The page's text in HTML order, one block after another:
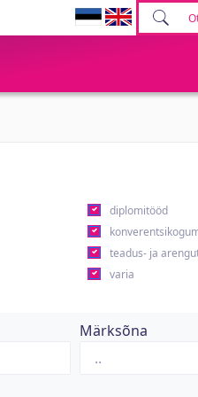
diplomitööd
teadus- ja
varia
Märksõna